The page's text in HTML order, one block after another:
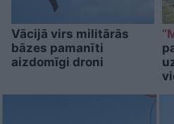
Vācijā virs militārās
bāzes pamanīti
aizdomīgi droni